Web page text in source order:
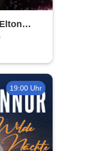
19:00 Uhr